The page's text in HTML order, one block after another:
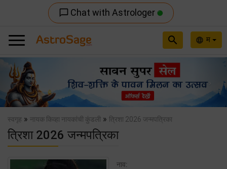
chat_bubble_outline Chat with Astrologer
language म
search
Previous
स्वगृह » नायक किव्हा नायकांची कुंडली » त्रिशा 2026 जन्मपत्रिका
त्रिशा 2026 जन्मपत्रिका
नाव: